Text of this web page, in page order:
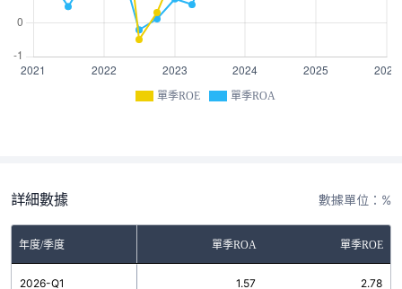
單季ROE 單季ROA
詳細數據 數據單位：%
年度/季度 單季ROA 單季ROE
2026-Q1 1.57 2.78